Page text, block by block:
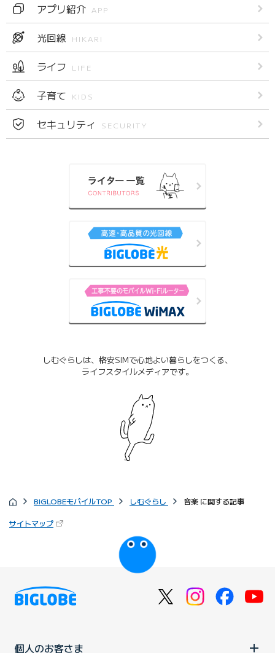
アプリ紹介 APP
光回線 HIKARI
ライフ LIFE
子育て KIDS
セキュリティ SECURITY
しむぐらしは、格安SIMで心地よい暮らしをつくる、
ライフスタイルメディアです。
BIGLOBEモバイルTOP しむぐらし 音楽 に関する記事
サイトマップ
個人のお客さま